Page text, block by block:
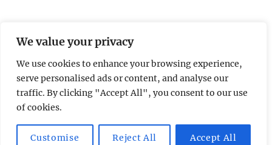
We value your privacy
We use cookies to enhance your browsing experience,
serve personalised ads or content, and analyse our
traffic. By clicking "Accept All", you consent to our use
of cookies.
Customise Reject All Accept All